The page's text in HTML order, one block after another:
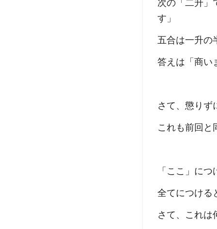
次の「二升」
す」
五合は一升
答えは「商い
さて、懲りず
これも前回と
「ここ」に
全てにつける
さて、これは